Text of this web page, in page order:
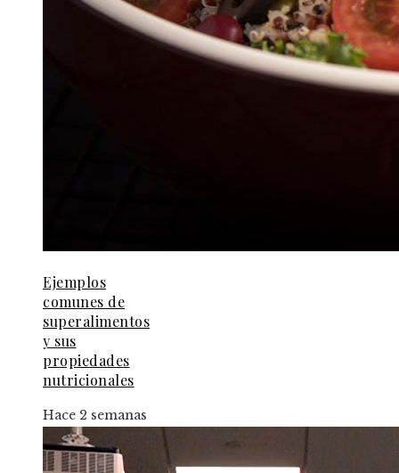
Ejemplos
comunes de
superalimentos
y sus
propiedades
nutricionales
Hace 2 semanas